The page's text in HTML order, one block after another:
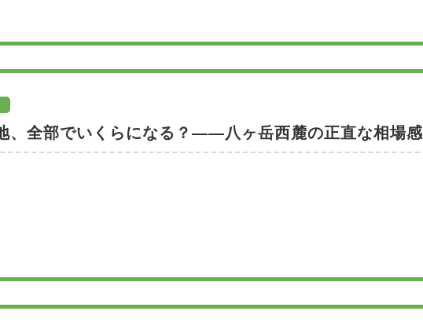
、全部でいくらになる？——八ヶ岳西麓の正直な相場感